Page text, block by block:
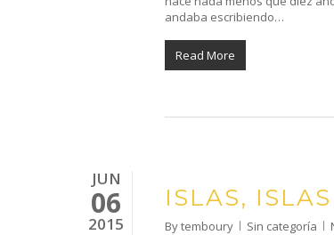
andaba escribiendo…
Read More
JUN
06
2015
ISLAS, ISLAS
Bytemboury Sin categoría